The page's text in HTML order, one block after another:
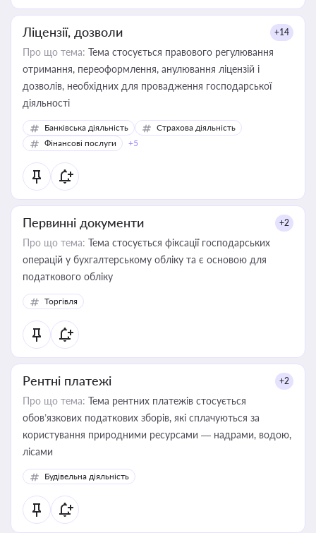
Ліцензії, дозволи +14
Про що тема: Тема стосується правового регулювання
отримання, переоформлення, анулювання ліцензій і
дозволів, необхідних для провадження господарської
діяльності
Банківська діяльність
Страхова діяльність
Фінансові послуги
+5
Первинні документи +2
Про що тема: Тема стосується фіксації господарських
операцій у бухгалтерському обліку та є основою для
податкового обліку
Торгівля
Рентні платежі +2
Про що тема: Тема рентних платежів стосується
обов’язкових податкових зборів, які сплачуються за
користування природними ресурсами — надрами, водою,
лісами
Будівельна діяльність